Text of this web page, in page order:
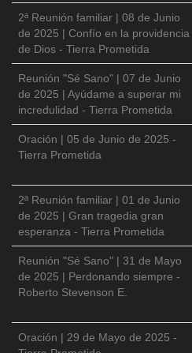
2ª Reunión familiar | 08 de Junio
de 2025 | Confío en la providencia
de Dios - Tierra Prometida
Reunión "Sé Sano" | 07 de Junio
de 2025 | Ayúdame a superar mi
incredulidad - Tierra Prometida
Oración | 05 de Junio de 2025 -
Tierra Prometida
2ª Reunión familiar | 01 de Junio
de 2025 | Gran tragedia gran
esperanza - Tierra Prometida
Reunión "Sé Sano" | 31 de Mayo
de 2025 | Perdonando siempre -
Roberto Stevenson E.
Oración | 29 de Mayo de 2025 -